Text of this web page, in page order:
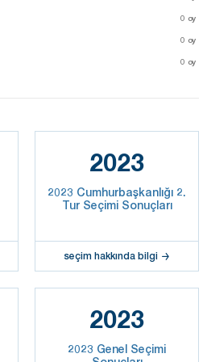
0 oy
0 oy
0 oy
2023
2023 Cumhurbaşkanlığı 2.
Tur Seçimi Sonuçları
seçim hakkında bilgi
2023
2023 Genel Seçimi